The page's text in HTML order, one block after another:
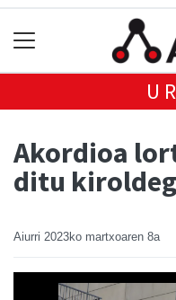
Akordioa
ditu
Aiurri 2023ko martxoaren 8a